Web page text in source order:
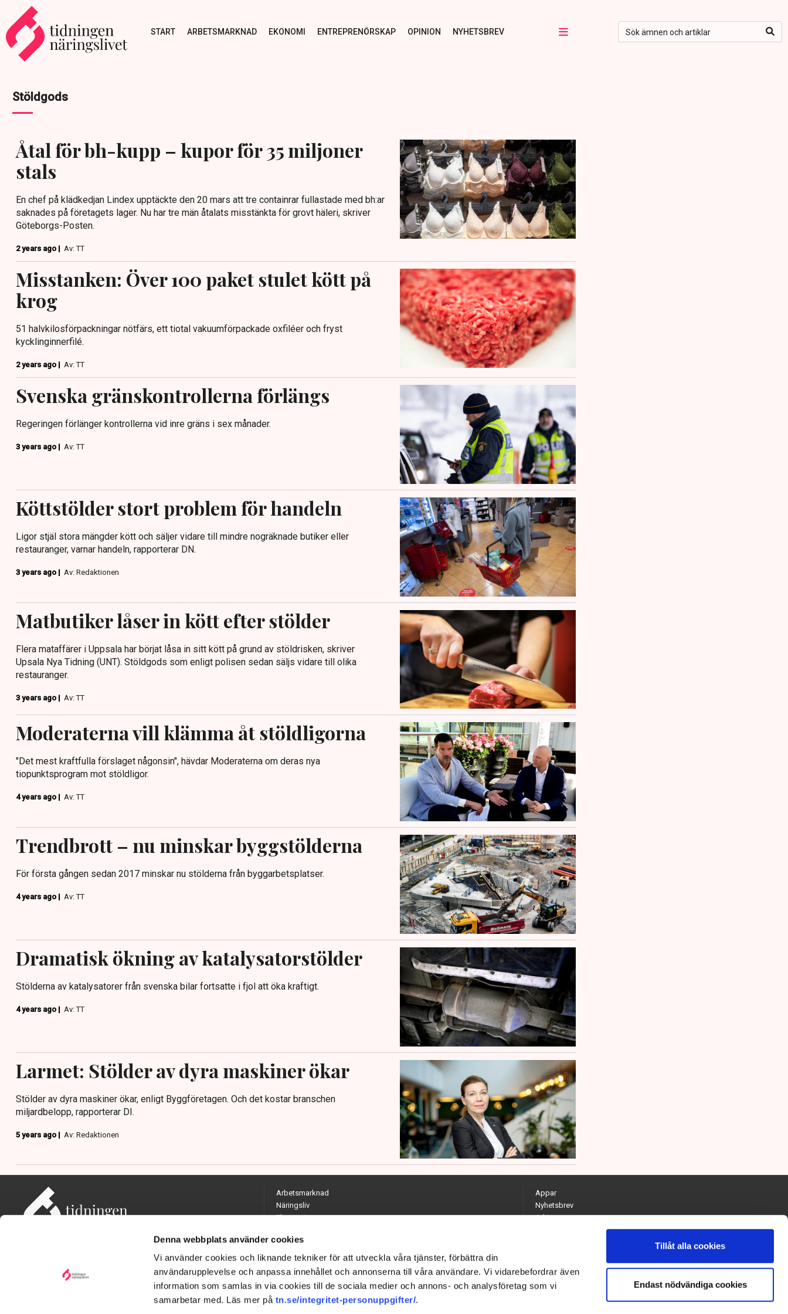
Denna webbplats använder cookies
Vi använder cookies och liknande tekniker för att utveckla våra tjänster, förbättra din
användarupplevelse och anpassa innehållet och annonserna till våra användare. Vi vidarebefordrar även
information som samlas in via cookies till de sociala medier och annons- och analysföretag som vi
samarbetar med. Läs mer på tn.se/integritet-personuppgifter/.
Tillåt alla cookies
Endast nödvändiga cookies
START ARBETSMARKNAD EKONOMI ENTREPRENÖRSKAP OPINION NYHETSBREV
Stöldgods
Åtal för bh-kupp – kupor för 35 miljoner
stals
En chef på klädkedjan Lindex upptäckte den 20 mars att tre containrar fullastade med bh:ar
saknades på företagets lager. Nu har tre män åtalats misstänkta för grovt häleri, skriver
Göteborgs-Posten.
2 years ago | Av: TT
Misstanken: Över 100 paket stulet kött på
krog
51 halvkilosförpackningar nötfärs, ett tiotal vakuumförpackade oxfiléer och fryst
kycklinginnerfilé.
2 years ago | Av: TT
Svenska gränskontrollerna förlängs
Regeringen förlänger kontrollerna vid inre gräns i sex månader.
3 years ago | Av: TT
Köttstölder stort problem för handeln
Ligor stjäl stora mängder kött och säljer vidare till mindre nogräknade butiker eller
restauranger, varnar handeln, rapporterar DN.
3 years ago | Av: Redaktionen
Matbutiker låser in kött efter stölder
Flera mataffärer i Uppsala har börjat låsa in sitt kött på grund av stöldrisken, skriver
Upsala Nya Tidning (UNT). Stöldgods som enligt polisen sedan säljs vidare till olika
restauranger.
3 years ago | Av: TT
Moderaterna vill klämma åt stöldligorna
"Det mest kraftfulla förslaget någonsin", hävdar Moderaterna om deras nya
tiopunktsprogram mot stöldligor.
4 years ago | Av: TT
Trendbrott – nu minskar byggstölderna
För första gången sedan 2017 minskar nu stölderna från byggarbetsplatser.
4 years ago | Av: TT
Dramatisk ökning av katalysatorstölder
Stölderna av katalysatorer från svenska bilar fortsatte i fjol att öka kraftigt.
4 years ago | Av: TT
Larmet: Stölder av dyra maskiner ökar
Stölder av dyra maskiner ökar, enligt Byggföretagen. Och det kostar branschen
miljardbelopp, rapporterar DI.
5 years ago | Av: Redaktionen
Adress: Tidningen Näringslivet, 114 82 Stockholm
Besöksadress: Storgatan 19, Stockholm
Arbetsmarknad
Näringsliv
Ekonomi
Opinion
Hållbarhet
Utrikes
Quiz
Appar
Nyhetsbrev
Arkiv
Kontakta redaktionen
Chefredaktör och ansvarig utgivare: